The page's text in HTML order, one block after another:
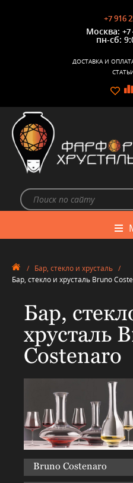
+7 916
Москва: +7
пн-сб:
ДОСТАВКА И
/ Бар, стекло и хрусталь /
Бар, стекло и хрусталь Bruno
Бар,
хрусталь
Costenaro
Bruno Costenaro